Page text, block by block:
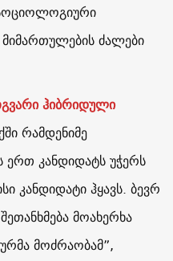
ძალები
ჰიბრიდული
რამდენიმე
ერთ კანდიდატს უჭერს
კანდიდატი ჰყავს. ბევრ
მოახერხა
მოძრაობამ”,